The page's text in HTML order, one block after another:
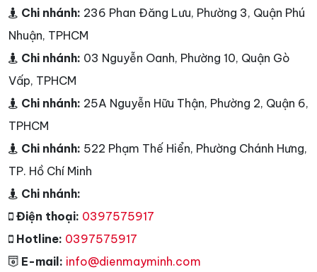
Chi nhánh: 236 Phan Đăng Lưu, Phường 3, Quận Phú
Nhuận, TPHCM
Chi nhánh: 03 Nguyễn Oanh, Phường 10, Quận Gò
Vấp, TPHCM
Chi nhánh: 25A Nguyễn Hữu Thận, Phường 2, Quận 6,
TPHCM
Chi nhánh: 522 Phạm Thế Hiển, Phường Chánh Hưng,
TP. Hồ Chí Minh
Chi nhánh:
Điện thoại: 0397575917
Hotline: 0397575917
E-mail: info@dienmayminh.com